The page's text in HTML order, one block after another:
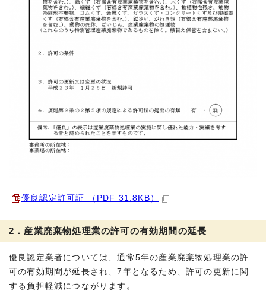
優良認定許可証 （PDF 31.8KB）
2．産業廃棄物処理業の許可の有効期間の延長
優良認定業者については、通常5年の産業廃棄物処理業の許
可の有効期間が延長され、7年となるため、許可の更新に関
する負担軽減につながります。